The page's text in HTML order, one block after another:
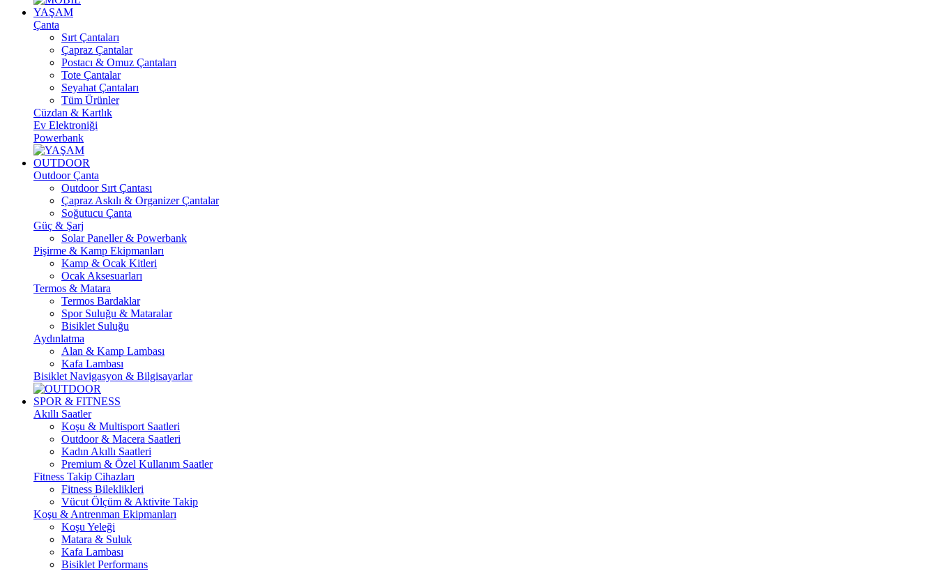
YAŞAM
Çanta
Sırt Çantaları
Çapraz Çantalar
Postacı & Omuz Çantaları
Tote Çantalar
Seyahat Çantaları
Tüm Ürünler
Cüzdan & Kartlık
Ev Elektroniği
Powerbank
OUTDOOR
Outdoor Çanta
Outdoor Sırt Çantası
Çapraz Askılı & Organizer Çantalar
Soğutucu Çanta
Güç & Şarj
Solar Paneller & Powerbank
Pişirme & Kamp Ekipmanları
Kamp & Ocak Kitleri
Ocak Aksesuarları
Termos & Matara
Termos Bardaklar
Spor Suluğu & Mataralar
Bisiklet Suluğu
Aydınlatma
Alan & Kamp Lambası
Kafa Lambası
Bisiklet Navigasyon & Bilgisayarlar
SPOR & FITNESS
Akıllı Saatler
Koşu & Multisport Saatleri
Outdoor & Macera Saatleri
Kadın Akıllı Saatleri
Premium & Özel Kullanım Saatler
Fitness Takip Cihazları
Fitness Bileklikleri
Vücut Ölçüm & Aktivite Takip
Koşu & Antrenman Ekipmanları
Koşu Yeleği
Matara & Suluk
Kafa Lambası
Bisiklet Performans